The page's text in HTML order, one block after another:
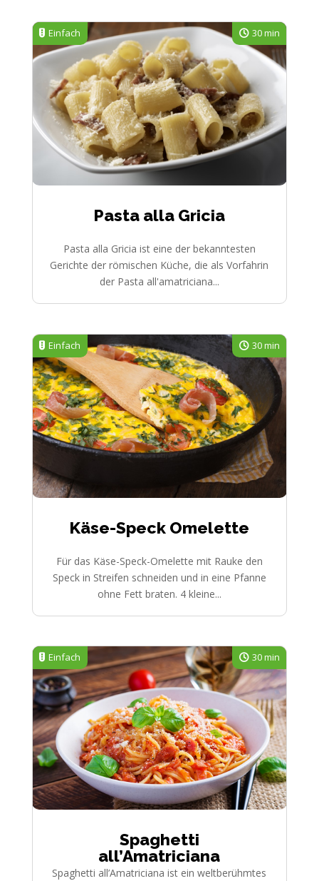
Einfach 30 min
Pasta alla Gricia
Pasta alla Gricia ist eine der bekanntesten
Gerichte der römischen Küche, die als Vorfahrin
der Pasta all'amatriciana...
Einfach 30 min
Käse-Speck Omelette
Für das Käse-Speck-Omelette mit Rauke den
Speck in Streifen schneiden und in eine Pfanne
ohne Fett braten. 4 kleine...
Einfach 30 min
Spaghetti
all’Amatriciana
Spaghetti all’Amatriciana ist ein weltberühmtes